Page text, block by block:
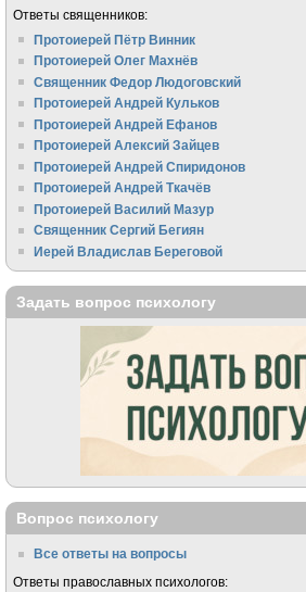
Ответы священников:
Протоиерей Пётр Винник
Протоиерей Олег Махнёв
Священник Федор Людоговский
Протоиерей Андрей Кульков
Протоиерей Андрей Ефанов
Протоиерей Алексий Зайцев
Протоиерей Андрей Спиридонов
Протоиерей Андрей Ткачёв
Протоиерей Василий Мазур
Священник Сергий Бегиян
Иерей Владислав Береговой
Задать вопрос психологу
Вопрос психологу
Все ответы на вопросы
Ответы православных психологов: